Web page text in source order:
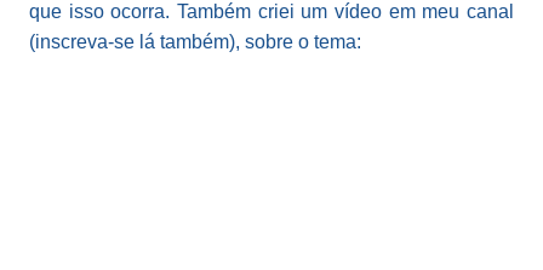
que isso ocorra. Também criei um vídeo em meu canal
(inscreva-se lá também), sobre o tema: